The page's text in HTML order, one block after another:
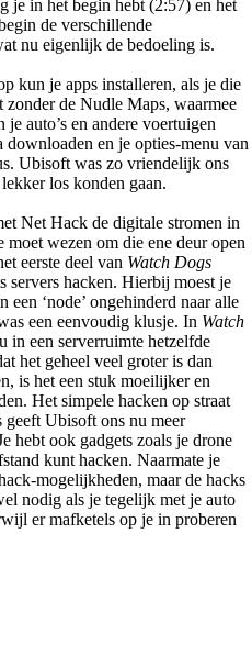
je in het begin hebt (2:57) en het
de verschillende
nu eigenlijk de bedoeling is.
kun je apps installeren, als je die
de Nudle Maps, waarmee
auto’s en andere voertuigen
downloaden en je opties-menu van
Ubisoft was zo vriendelijk ons
los konden gaan.
Net Hack de digitale stromen in
wezen om die ene deur open
eerste deel van Watch Dogs
servers hacken. Hierbij moest je
een ‘node’ ongehinderd naar alle
een eenvoudig klusje. In Watch
in een serverruimte hetzelfde
het geheel veel groter is dan
is het een stuk moeilijker en
Het simpele hacken op straat
Ubisoft ons nu meer
hebt ook gadgets zoals je drone
kunt hacken. Naarmate je
mogelijkheden, maar de hacks
nodig als je tegelijk met je auto
er mafketels op je in proberen